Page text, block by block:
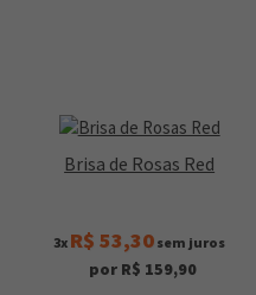
Brisa de Rosas Red
3x R$ 53,30 sem juros
por R$ 159,90